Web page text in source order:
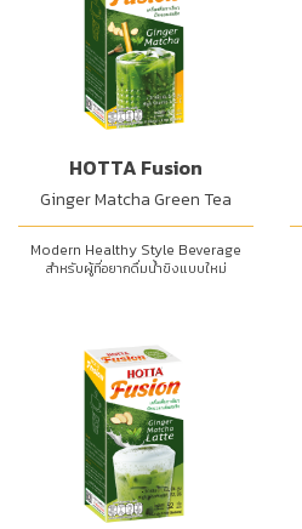
HOTTA Fusion
Ginger Matcha Green Tea
Modern Healthy Style Beverage
สำหรับผู้ที่อยากดื่มน้ำขิงแบบใหม่